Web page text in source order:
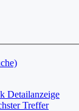
Detailanzeige
Treffer